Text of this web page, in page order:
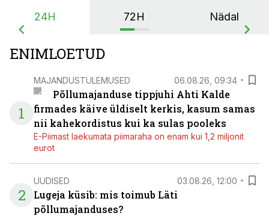
24H 72H Nädal
ENIMLOETUD
1
MAJANDUSTULEMUSED 06.08.26, 09:34
Põllumajanduse tippjuhi Ahti Kalde
firmades käive üldiselt kerkis, kasum samas
nii kahekordistus kui ka sulas pooleks
E-Piimast laekumata piimaraha on enam kui 1,2 miljonit
eurot
2
UUDISED 03.08.26, 12:00
Lugeja küsib: mis toimub Läti
põllumajanduses?